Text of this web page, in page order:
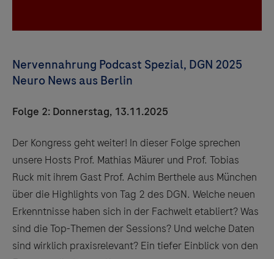
Nervennahrung Podcast Spezial, DGN 2025
Neuro News aus Berlin
Folge 2: Donnerstag, 13.11.2025
Der Kongress geht weiter! In dieser Folge sprechen
unsere Hosts Prof. Mathias Mäurer und Prof. Tobias
Ruck mit ihrem Gast Prof. Achim Berthele aus München
über die Highlights von Tag 2 des DGN. Welche neuen
Erkenntnisse haben sich in der Fachwelt etabliert? Was
sind die Top-Themen der Sessions? Und welche Daten
sind wirklich praxisrelevant? Ein tiefer Einblick von den